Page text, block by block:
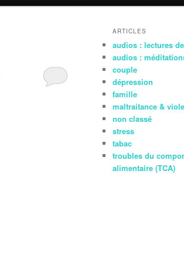
ARTICLES
audios : lectures
audios :
couple
dépression
famille
maltraitance &
non classé
stress
tabac
troubles du
alimentaire (TCA)